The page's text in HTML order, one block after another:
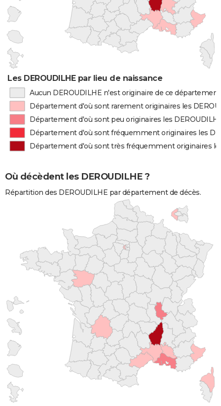
Les DEROUDILHE par lieu de naissance
Aucun DEROUDILHE n'est originaire de ce département
Département d'où sont rarement originaires les
Département d'où sont peu originaires les
Département d'où sont fréquemment originaires les
Département d'où sont très fréquemment originaires
Où décèdent les DEROUDILHE ?
Répartition des DEROUDILHE par département de décès.